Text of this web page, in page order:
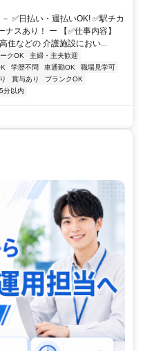
✅日払い・週払いOK! ✅駅チカ
スあり！ ー 【✅仕事内容】
住などの 介護施設におい...
クOK
主婦・主夫歓迎
学歴不問 車通勤OK
職場見学可
賞与あり
ブランクOK
分以内